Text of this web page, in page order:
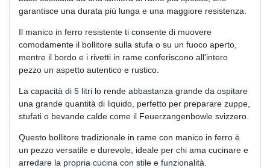
garantisce una durata più lunga e una maggiore resistenza.
Il manico in ferro resistente ti consente di muovere
comodamente il bollitore sulla stufa o su un fuoco aperto,
mentre il bordo e i rivetti in rame conferiscono all'intero
pezzo un aspetto autentico e rustico.
La capacità di 5 litri lo rende abbastanza grande da ospitare
una grande quantità di liquido, perfetto per preparare zuppe,
stufati o bevande calde come il Feuerzangenbowle svizzero.
Questo bollitore tradizionale in rame con manico in ferro è
un pezzo versatile e durevole, ideale per chi ama cucinare e
arredare la propria cucina con stile e funzionalità.